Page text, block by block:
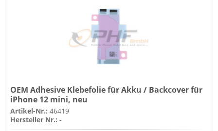
OEM Adhesive Klebefolie für Akku / Backcover für
iPhone 12 mini, neu
Artikel-Nr.:46419
Hersteller Nr.:-